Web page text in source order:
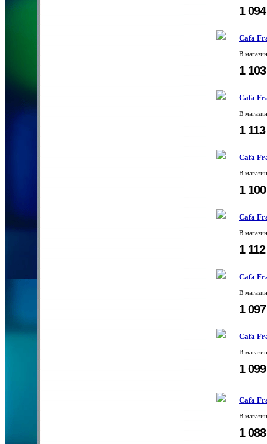
1
Cafa
В
1
Cafa
В
1
Cafa
В
1
Cafa
В
1
Cafa
В
1
Cafa
В
1
Cafa
В
1